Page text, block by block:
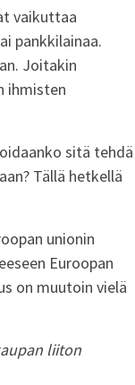
vaikuttaa
pankkilainaa.
Joitakin
ihmisten
sitä tehdä
Tällä hetkellä
unionin
Euroopan
on muutoin vielä
liiton